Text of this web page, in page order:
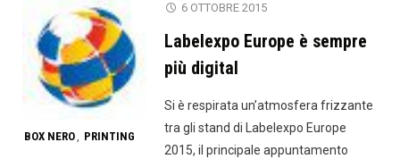
Alpha
a
2015"
BOX NERO, PRINTING
6 OTTOBRE 2015
Labelexpo Europe è sempre
più digital
Si è respirata un’atmosfera frizzante
tra gli stand di Labelexpo Europe
2015, il principale appuntamento